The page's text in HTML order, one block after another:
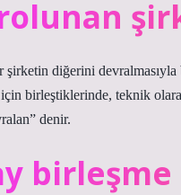
şirketin diğerini
birleştiklerinde, teknik
denir.